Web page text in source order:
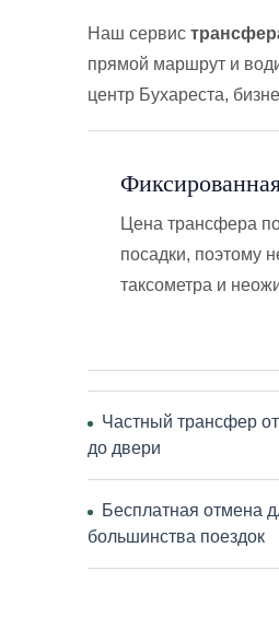
Наш сервис
прямой маршрут и
центр Бухареста,
Цена трансфера
посадки, поэтому
таксометра и
Частный трансфер
до двери
Бесплатная отмена
большинства поездок